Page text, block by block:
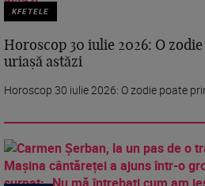
KFETELE
Horoscop 30 iulie 2026: O
uriașă astăzi
Horoscop 30 iulie 2026: O zodie poate